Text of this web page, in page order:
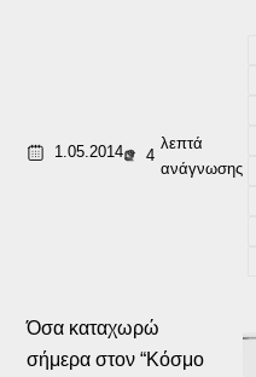
1.05.2014 4
λεπτά
ανάγνωσης
Όσα καταχωρώ
σήμερα στον “Κόσμο